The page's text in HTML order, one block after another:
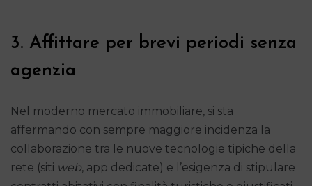
3. Affittare per brevi periodi senza
agenzia
Nel moderno mercato immobiliare, si sta
affermando con sempre maggiore incidenza la
collaborazione tra le nuove tecnologie tipiche della
rete (siti web, app dedicate) e l’esigenza di stipulare